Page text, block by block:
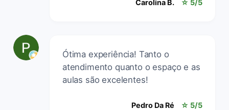
Carolina B. ☆ 5/5
Ótima experiência! Tanto o
atendimento quanto o espaço e as
aulas são excelentes!
Pedro Da Ré ☆ 5/5